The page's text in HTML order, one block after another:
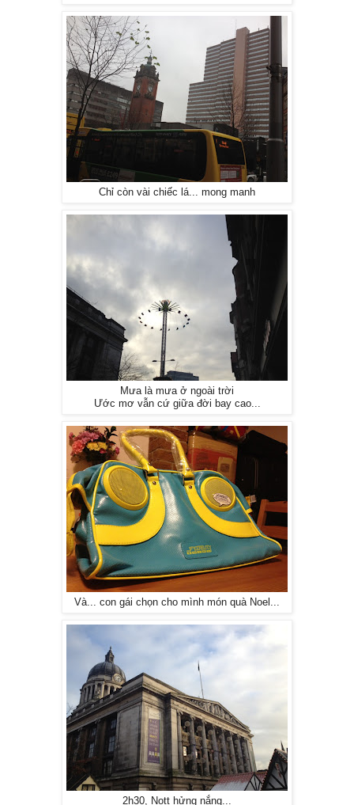
Chỉ còn vài chiếc lá... mong manh
Mưa là mưa ở ngoài trời
Ước mơ vẫn cứ giữa đời bay cao...
Và... con gái chọn cho mình món quà Noel...
2h30, Nott hửng nắng...